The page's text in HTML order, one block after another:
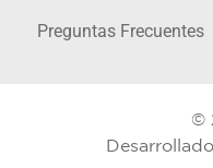
Preguntas Frecuentes
©